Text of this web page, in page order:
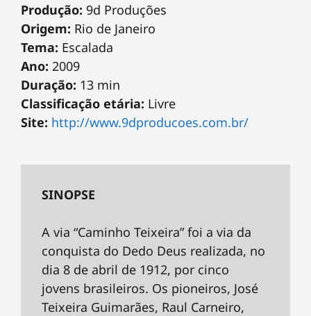
Produção: 9d Produções
Origem: Rio de Janeiro
Tema: Escalada
Ano: 2009
Duração: 13 min
Classificação etária: Livre
Site: http://www.9dproducoes.com.br/
SINOPSE
A via “Caminho Teixeira” foi a via da
conquista do Dedo Deus realizada, no
dia 8 de abril de 1912, por cinco
jovens brasileiros. Os pioneiros, José
Teixeira Guimarães, Raul Carneiro,